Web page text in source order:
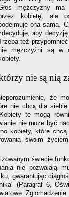
mężczyzny ma
kobietę, ale
ona sama.
aby decyzję
też
mężczyźni są w
kobiety.
nie są nią
że
nie chcą dla
te mogą
nie może być
kobiety, które
swoim
świecie
nie pozwalają
gwarantując
(Paragraf 6,
Zgromadzenie